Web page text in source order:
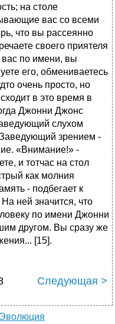
на столе
вас со всеми
что вы рассеянно
своего приятеля
по имени, вы
его, обмениваетесь
очень просто, но
в это время в
Джонни Джонс
слухом
Заведующий зрением -
«Внимание!» -
и тотчас на стол
как молния
- подбегает к
На ней значится, что
по имени Джонни
другом. Вы сразу же
[15].
Следующая >
Эволюция